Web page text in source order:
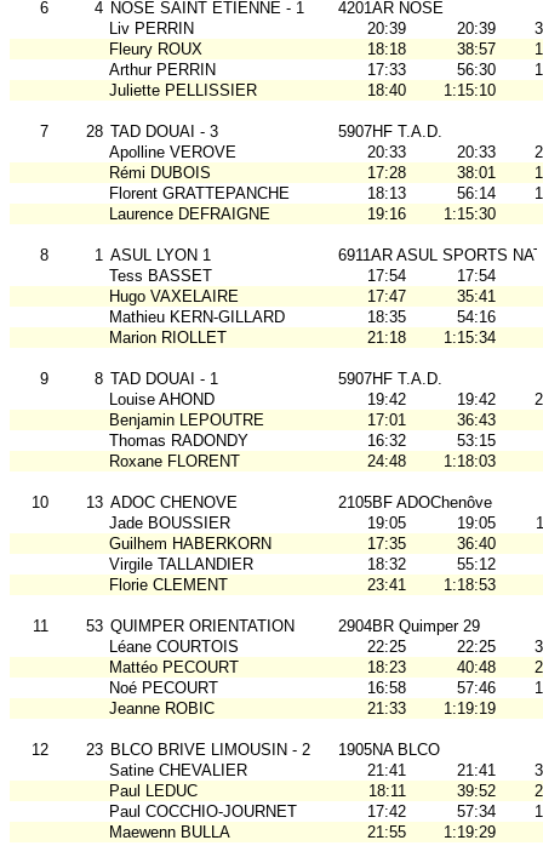
6 4 NOSE SAINT ETIENNE - 1
4201AR NOSE
Liv PERRIN
20:39 20:39
Fleury ROUX
18:18 38:57
Arthur PERRIN
17:33 56:30
Juliette PELLISSIER
18:40 1:15:10
7 28 TAD DOUAI - 3
5907HF T.A.D.
Apolline VEROVE
20:33 20:33
Rémi DUBOIS
17:28 38:01
Florent GRATTEPANCHE
18:13 56:14
Laurence DEFRAIGNE
19:16 1:15:30
8 1 ASUL LYON 1
6911AR ASUL SPORTS NAT
Tess BASSET
17:54
17:54
Hugo VAXELAIRE
17:47
35:41
Mathieu KERN-GILLARD
18:35
54:16
Marion RIOLLET
21:18 1:15:34
9 8 TAD DOUAI - 1
5907HF T.A.D.
Louise AHOND
19:42 19:42
Benjamin LEPOUTRE
17:01
36:43
Thomas RADONDY
16:32
53:15
Roxane FLORENT
24:48 1:18:03
10 13 ADOC CHENOVE
2105BF ADOChenôve
Jade BOUSSIER
19:05 19:05
Guilhem HABERKORN
17:35
36:40
Virgile TALLANDIER
18:32
55:12
Florie CLEMENT
23:41 1:18:53
11 53 QUIMPER ORIENTATION
2904BR Quimper 29
Léane COURTOIS
22:25 22:25
Mattéo PECOURT
18:23 40:48
Noé PECOURT
16:58 57:46
Jeanne ROBIC
21:33 1:19:19
12 23 BLCO BRIVE LIMOUSIN - 2
1905NA BLCO
Satine CHEVALIER
21:41 21:41
Paul LEDUC
18:11 39:52
Paul COCCHIO-JOURNET
17:42 57:34
Maewenn BULLA
21:55 1:19:29